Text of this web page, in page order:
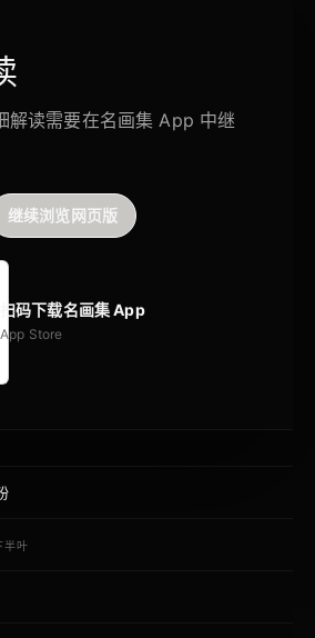
解读需要在名画集 App 中继
继续浏览网页版
扫码下载名画集 App
App Store
半叶